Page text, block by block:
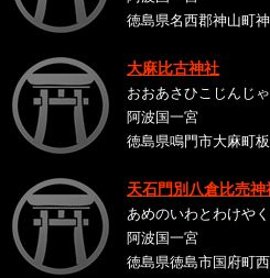
徳島県名西郡神山町
大麻比古神社
おおあさひこじんじゃ
阿波国一宮
徳島県鳴門市大麻町
天石門別八倉比売神
あめのいわとわけや
阿波国一宮
徳島県徳島市国府町